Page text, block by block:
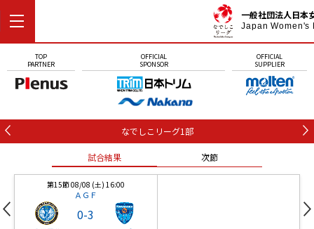
一般社団法人日本
Japan
TOP
PARTNER
OFFICIAL
SPONSOR
OFFICIAL
SUPPLIER
なでしこリーグ1部
試合結果 次節
第15節 08/08 (土) 16:00
ＡＧＦ
0-3